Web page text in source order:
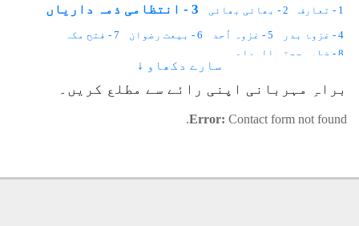
1 - تعارف 2 - بھائی بھائی 3 - انتظامی ذمہ داریاں
4 - غزوۂ بدر 5 - غزوہ اُحد 6 - بیعت رضوان
7 - فتح مکہ
8 - خطبہ حجتہ الوداع
سارے دکھاو ↓
براہِ مہربانی اپنی رائے سے مطلع کریں۔
Error: Contact form not found.